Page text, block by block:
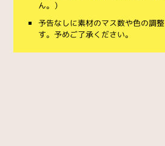
ん。）
予告なしに素材のマス数や色の調
す。予めご了承ください。